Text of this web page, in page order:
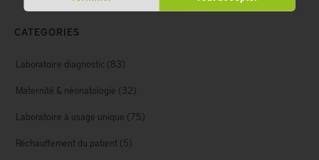
CATEGORIES
Laboratoire diagnostic (83)
Maternité & néonatologie (32)
Laboratoire à usage unique (75)
Réchauffement du patient (5)